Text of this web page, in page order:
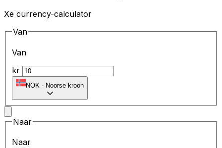
Xe currency-calculator
Van
Van
kr
NOK - Noorse kroon
Naar
Naar